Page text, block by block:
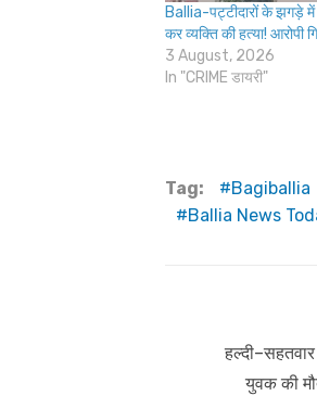
Ballia-पट्टीदारों के झगड़े में
कर व्यक्ति की हत्या! आरोपी
3 August, 2026
In "CRIME डायरी"
Tag: Bagiballia
Ballia News
navigation
Previous
post:युवक की